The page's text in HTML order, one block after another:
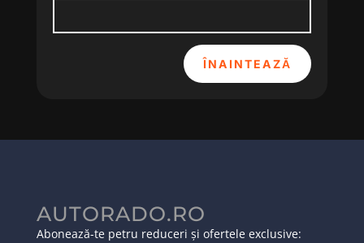
ÎNAINTEAZĂ
AUTORADO.RO
Abonează-te petru reduceri și ofertele exclusive: